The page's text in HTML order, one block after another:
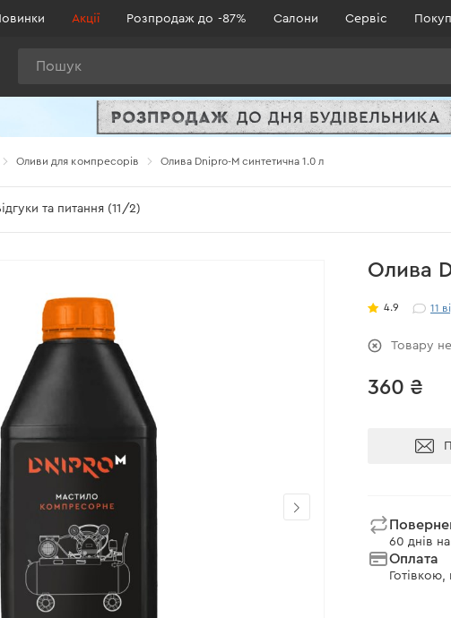
Акції Розпродаж до -87% Салони Сервіс
Оливи для компресорів Олива Dnipro-M синтетична 1.0 л
та питання (11/2)
Олива
4.9 11
Товару
360 ₴
60 днів
Оплата